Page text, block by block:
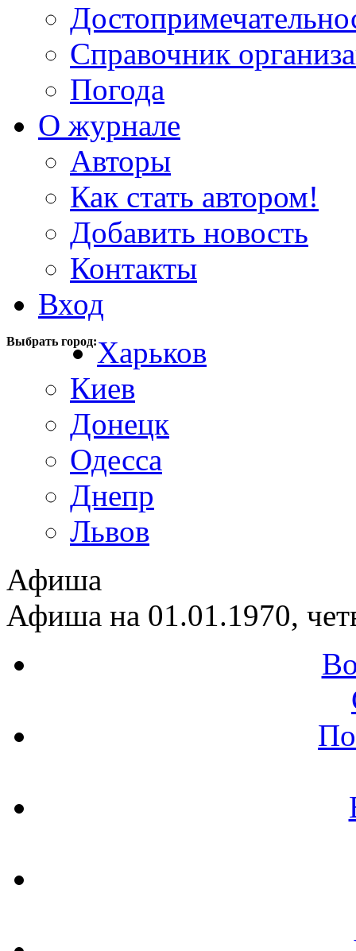
Справочник
Погода
О журнале
Авторы
Как стать автором!
Добавить новость
Контакты
Вход
Выбрать город:Харьков
Киев
Донецк
Одесса
Днепр
Львов
Афиша
Афиша на 01.01.1970,